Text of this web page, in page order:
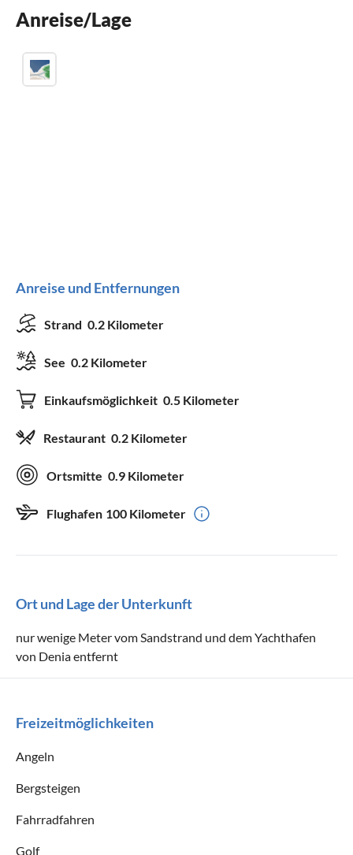
Waschmaschine
Anreise/Lage
Anreise und Entfernungen
Strand 0.2 Kilometer
See 0.2 Kilometer
Einkaufsmöglichkeit 0.5 Kilometer
Restaurant 0.2 Kilometer
Ortsmitte 0.9 Kilometer
Flughafen 100 Kilometer
Ort und Lage der Unterkunft
nur wenige Meter vom Sandstrand und dem Yachthafen
von Denia entfernt
Freizeitmöglichkeiten
Angeln
Bergsteigen
Fahrradfahren
Golf